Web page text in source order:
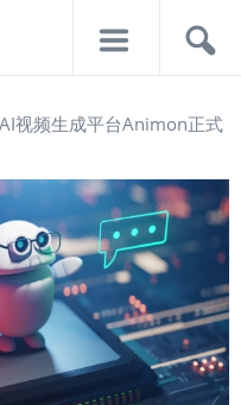
视频生成平台Animon正式